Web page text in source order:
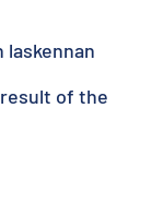
laskennan
of the